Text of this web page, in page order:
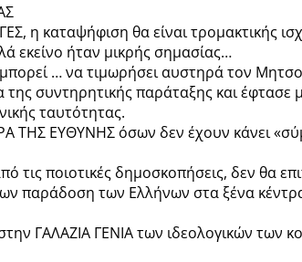
η καταψήφιση θα είναι τρομακτικής
εκείνο ήταν μικρής σημασίας…
… να τιμωρήσει αυστηρά τον
συντηρητικής παράταξης και έφτασε
ταυτότητας.
ΤΗΣ ΕΥΘΥΝΗΣ όσων δεν έχουν κάνει
τις ποιοτικές δημοσκοπήσεις, δεν θα
παράδοση των Ελλήνων στα ξένα
ΓΑΛΑΖΙΑ ΓΕΝΙΑ των ιδεολογικών των